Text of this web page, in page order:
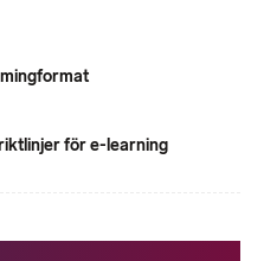
för e-learning